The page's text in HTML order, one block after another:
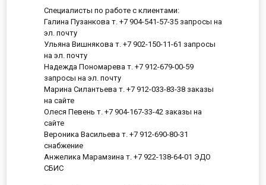
Специалисты по работе с клиентами:
Галина Пузанкова т. +7 904-541-57-35 запросы на
эл. почту
Ульяна Вишнякова т. +7 902-150-11-61 запросы
на эл. почту
Надежда Пономарева т. +7 912-679-00-59
запросы на эл. почту
Марина Силантьева т. +7 912-033-83-38 заказы
на сайте
Олеся Певень т. +7 904-167-33-42 заказы на
сайте
Вероника Васильева т. +7 912-690-80-31
снабжение
Анжелика Марамзина т. +7 922-138-64-01 ЭДО
СБИС